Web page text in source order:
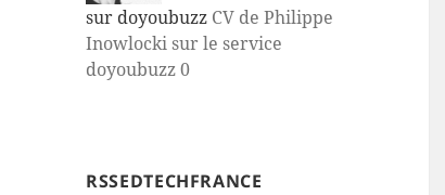
sur doyoubuzz CV de Philippe
Inowlocki sur le service
doyoubuzz 0
RSSEDTECHFRANCE